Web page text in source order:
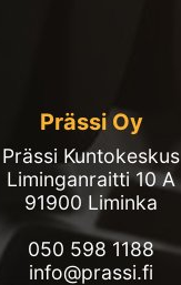
Prässi Oy
Prässi Kuntokeskus
Liminganraitti 10 A
91900 Liminka
050 598 1188
info@prassi.fi